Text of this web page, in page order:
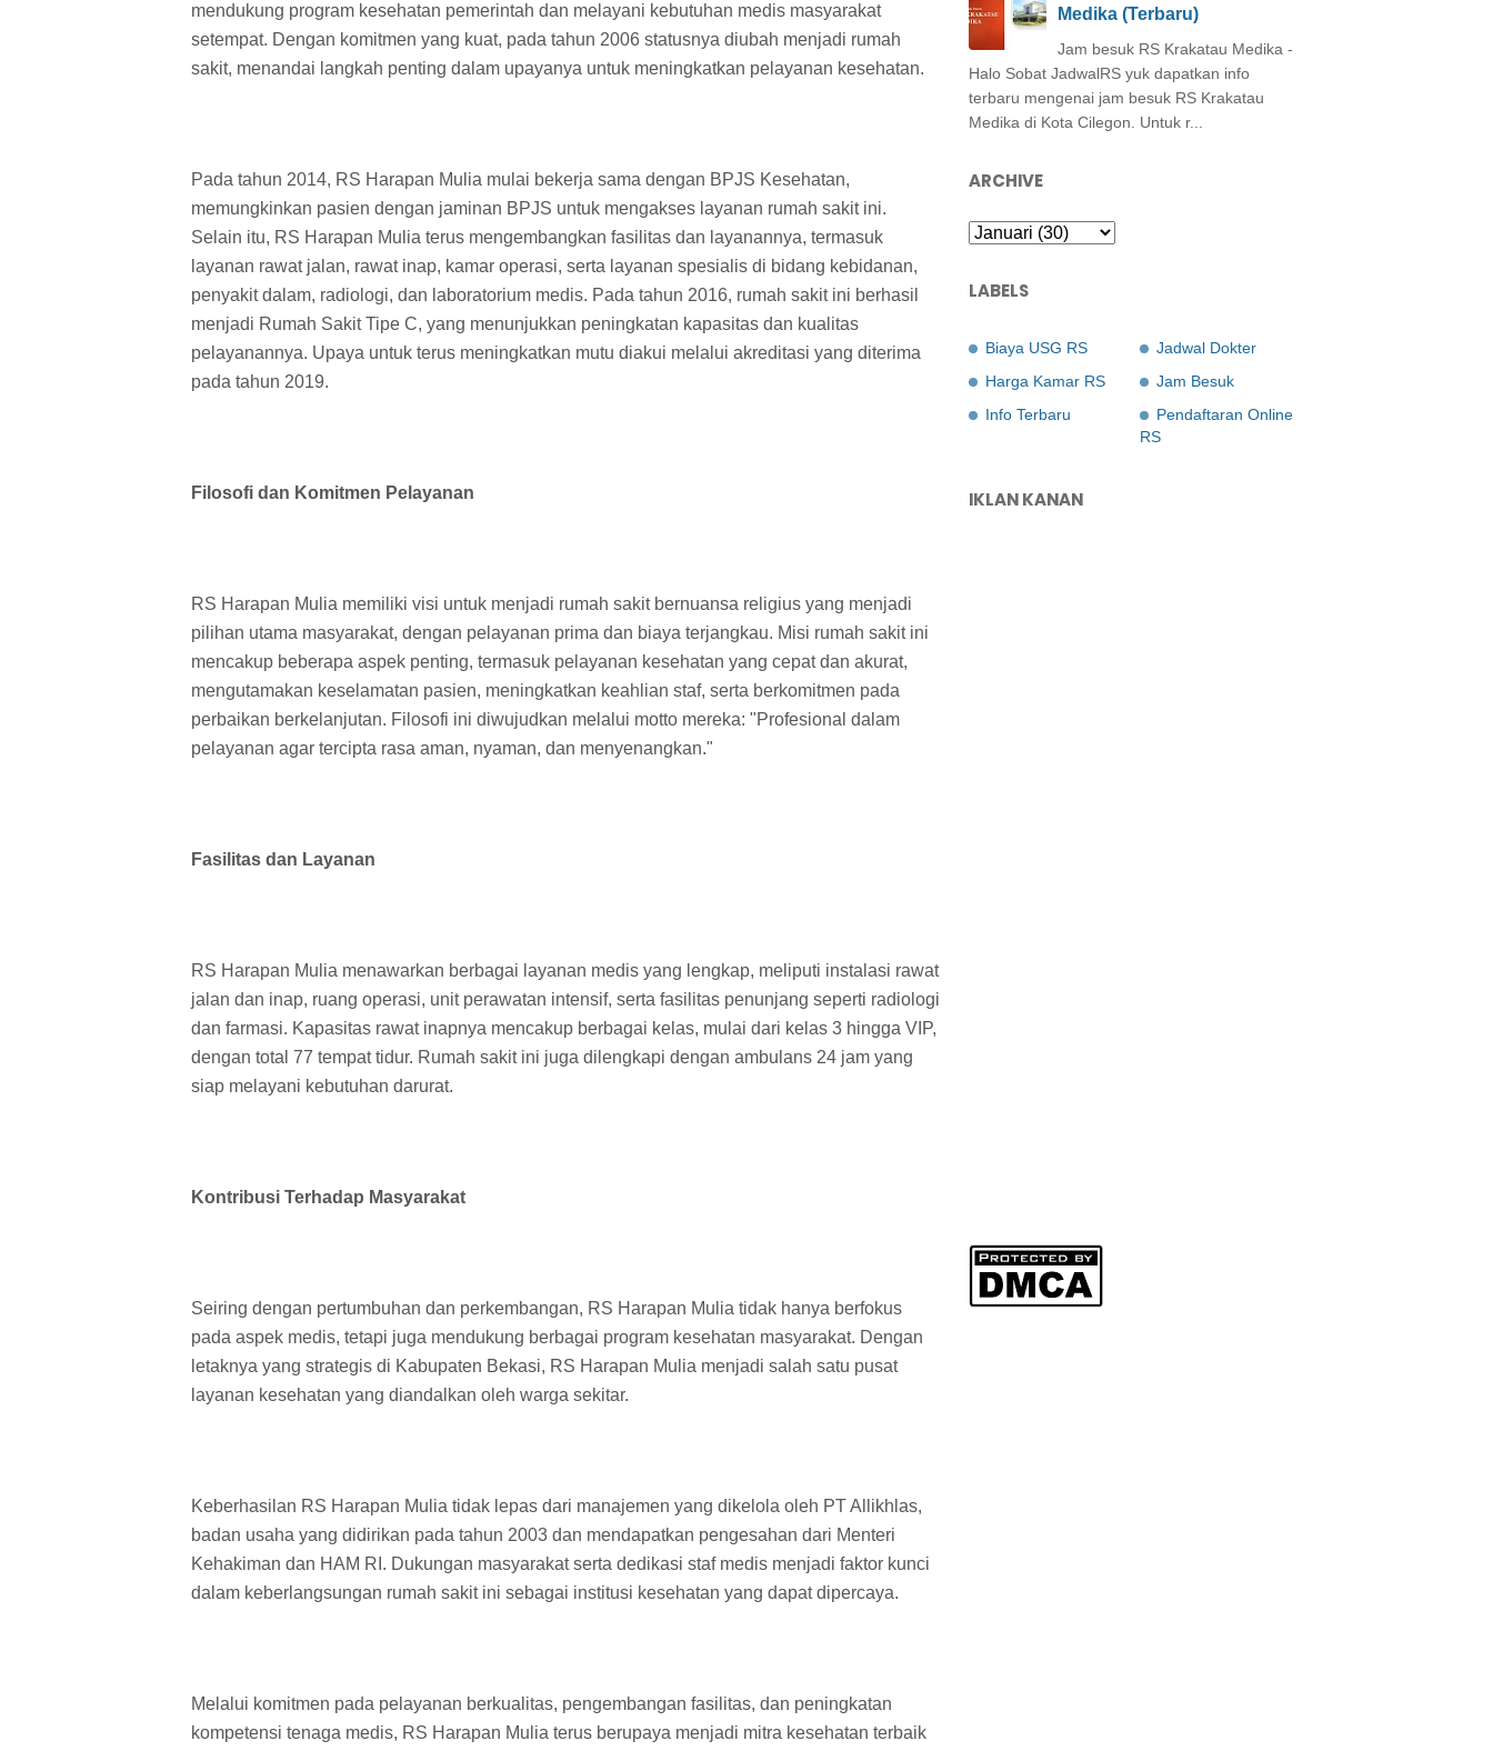
mendukung program kesehatan pemerintah dan melayani kebutuhan medis masyarakat
setempat. Dengan komitmen yang kuat, pada tahun 2006 statusnya diubah menjadi rumah
sakit, menandai langkah penting dalam upayanya untuk meningkatkan pelayanan kesehatan.
Pada tahun 2014, RS Harapan Mulia mulai bekerja sama dengan BPJS Kesehatan,
memungkinkan pasien dengan jaminan BPJS untuk mengakses layanan rumah sakit ini.
Selain itu, RS Harapan Mulia terus mengembangkan fasilitas dan layanannya, termasuk
layanan rawat jalan, rawat inap, kamar operasi, serta layanan spesialis di bidang kebidanan,
penyakit dalam, radiologi, dan laboratorium medis. Pada tahun 2016, rumah sakit ini berhasil
menjadi Rumah Sakit Tipe C, yang menunjukkan peningkatan kapasitas dan kualitas
pelayanannya. Upaya untuk terus meningkatkan mutu diakui melalui akreditasi yang diterima
pada tahun 2019.
Filosofi dan Komitmen Pelayanan
RS Harapan Mulia memiliki visi untuk menjadi rumah sakit bernuansa religius yang menjadi
pilihan utama masyarakat, dengan pelayanan prima dan biaya terjangkau. Misi rumah sakit ini
mencakup beberapa aspek penting, termasuk pelayanan kesehatan yang cepat dan akurat,
mengutamakan keselamatan pasien, meningkatkan keahlian staf, serta berkomitmen pada
perbaikan berkelanjutan. Filosofi ini diwujudkan melalui motto mereka: "Profesional dalam
pelayanan agar tercipta rasa aman, nyaman, dan menyenangkan."
Fasilitas dan Layanan
RS Harapan Mulia menawarkan berbagai layanan medis yang lengkap, meliputi instalasi rawat
jalan dan inap, ruang operasi, unit perawatan intensif, serta fasilitas penunjang seperti radiologi
dan farmasi. Kapasitas rawat inapnya mencakup berbagai kelas, mulai dari kelas 3 hingga VIP,
dengan total 77 tempat tidur. Rumah sakit ini juga dilengkapi dengan ambulans 24 jam yang
siap melayani kebutuhan darurat.
Kontribusi Terhadap Masyarakat
Seiring dengan pertumbuhan dan perkembangan, RS Harapan Mulia tidak hanya berfokus
pada aspek medis, tetapi juga mendukung berbagai program kesehatan masyarakat. Dengan
letaknya yang strategis di Kabupaten Bekasi, RS Harapan Mulia menjadi salah satu pusat
layanan kesehatan yang diandalkan oleh warga sekitar.
Keberhasilan RS Harapan Mulia tidak lepas dari manajemen yang dikelola oleh PT Allikhlas,
badan usaha yang didirikan pada tahun 2003 dan mendapatkan pengesahan dari Menteri
Kehakiman dan HAM RI. Dukungan masyarakat serta dedikasi staf medis menjadi faktor kunci
dalam keberlangsungan rumah sakit ini sebagai institusi kesehatan yang dapat dipercaya.
Melalui komitmen pada pelayanan berkualitas, pengembangan fasilitas, dan peningkatan
kompetensi tenaga medis, RS Harapan Mulia terus berupaya menjadi mitra kesehatan terbaik
Medika (Terbaru)
Jam besuk RS Krakatau Medika -
Halo Sobat JadwalRS yuk dapatkan info
terbaru mengenai jam besuk RS Krakatau
Medika di Kota Cilegon. Untuk r...
ARCHIVE
LABELS
Biaya USG RS
Harga Kamar RS
Info Terbaru
Jadwal Dokter
Jam Besuk
Pendaftaran Online
RS
IKLAN KANAN